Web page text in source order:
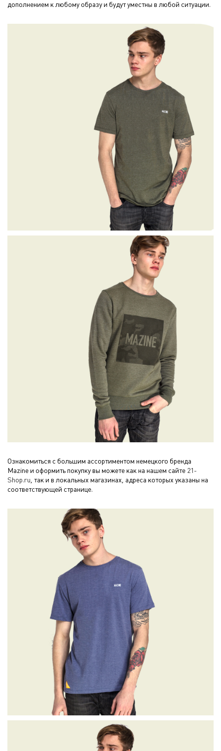
дополнением к любому образу и будут уместны в любой ситуации.
Ознакомиться с большим ассортиментом немецкого бренда
Mazine и оформить покупку вы можете как на нашем сайте 21-
Shop.ru , так и в локальных магазинах, адреса которых указаны на
соответствующей странице.